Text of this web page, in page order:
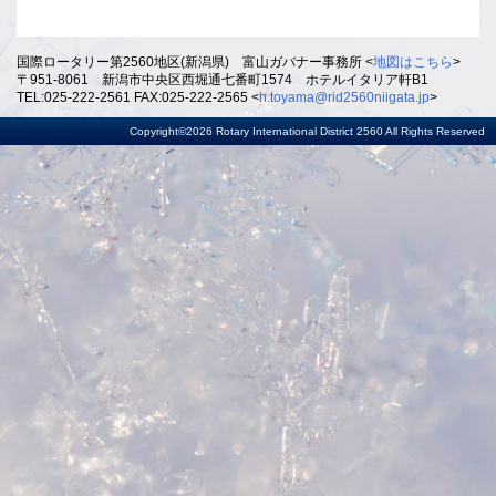
国際ロータリー第2560地区(新潟県) 富山ガバナー事務所 <地図はこちら>
〒951-8061 新潟市中央区西堀通七番町1574 ホテルイタリア軒B1
TEL:025-222-2561 FAX:025-222-2565 <h.toyama@rid2560niigata.jp>
Copyright©2026 Rotary International District 2560 All Rights Reserved